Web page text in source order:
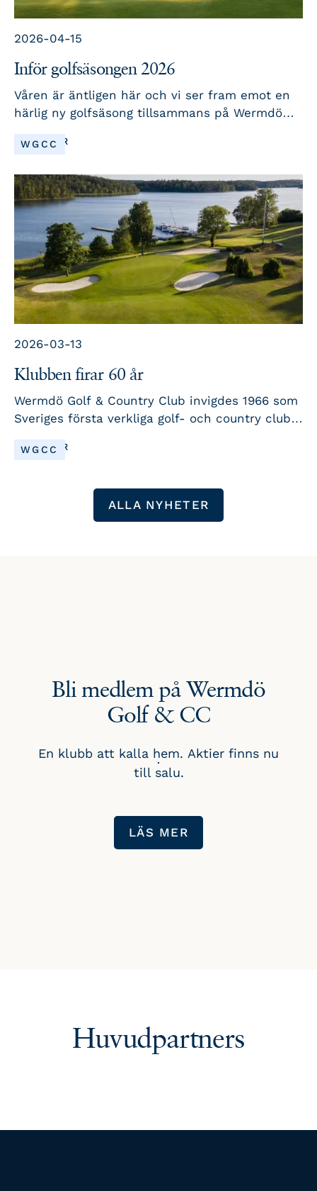
2026-04-15
Inför golfsäsongen 2026
Våren är äntligen här och vi ser fram emot en
härlig ny golfsäsong tillsammans på Wermdö
Golf & Country Club. Här delar vi med oss av
aktuell information, nyheter och aktiviteter
WGCC
LÄS MER
2026-03-13
Klubben firar 60 år
Wermdö Golf & Country Club invigdes 1966 som
Sveriges första verkliga golf- och country club.
levande klubbliv varit hjärtat i verksamheten.
säsong fylld av tävlingar, traditioner och
WGCC
LÄS MER
ALLA NYHETER
Bli medlem på Wermdö
Golf & CC
En klubb att kalla hem. Aktier finns nu
till salu.
LÄS MER
Huvudpartners